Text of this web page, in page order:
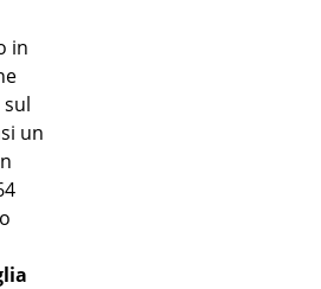
in
un